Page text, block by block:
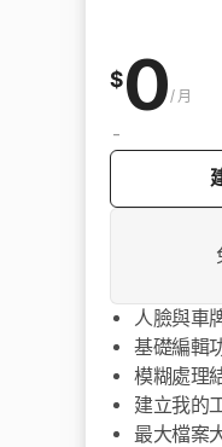
$0/ 月
-
人臉與車
基礎編輯
模糊處理
建立我的
最大檔案